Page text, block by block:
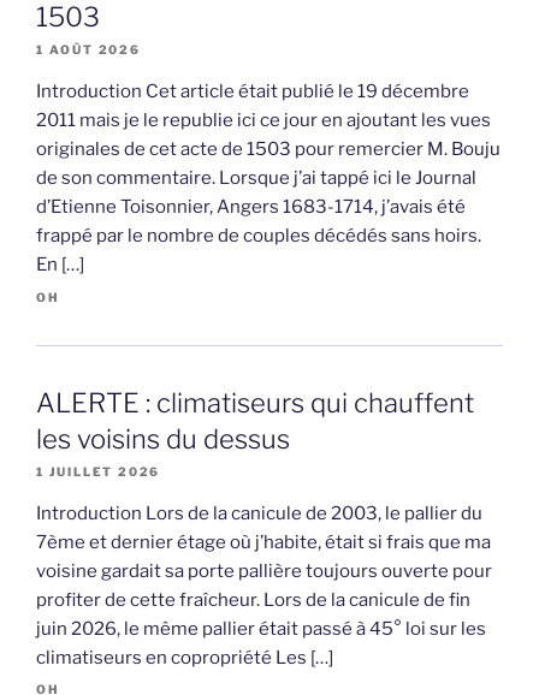
1503
1 AOÛT 2026
Introduction Cet article était publié le 19 décembre
2011 mais je le republie ici ce jour en ajoutant les vues
originales de cet acte de 1503 pour remercier M. Bouju
de son commentaire. Lorsque j’ai tappé ici le Journal
d’Etienne Toisonnier, Angers 1683-1714, j’avais été
frappé par le nombre de couples décédés sans hoirs.
En […]
OH
ALERTE : climatiseurs qui chauffent
les voisins du dessus
1 JUILLET 2026
Introduction Lors de la canicule de 2003, le pallier du
7ème et dernier étage où j’habite, était si frais que ma
voisine gardait sa porte pallière toujours ouverte pour
profiter de cette fraîcheur. Lors de la canicule de fin
juin 2026, le même pallier était passé à 45° loi sur les
climatiseurs en copropriété Les […]
OH